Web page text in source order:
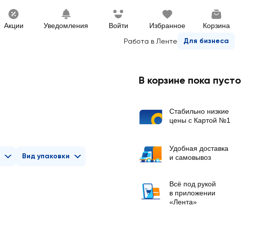
Акции Уведомления Войти Избранное Корзина
Работа в Ленте Для бизнеса
Вид упаковки
В корзине пока пусто
Стабильно низкие
цены с Картой №1
Удобная доставка
и самовывоз
Всё под рукой
в приложении
«Лента»